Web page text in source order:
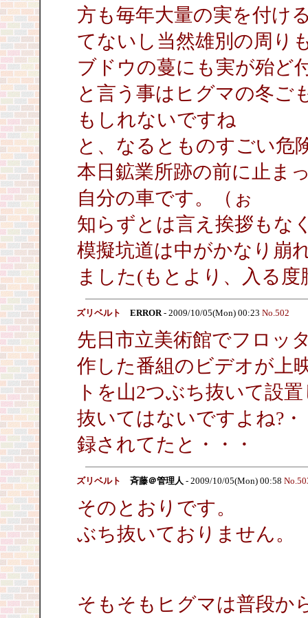
方も毎年大量の実を付け
てないし当然雄別の周り
ブドウの蔓にも実が殆ど
と言う事はヒグマの冬ご
もしれないですね
と、なるとものすごい危
本日鉱業所跡の前に止ま
自分の車です。（ぉ
知らずとは言え挨拶もな
模擬坑道は中がかなり崩
ました(もとより、入る度
ズリベルト ERROR- 2009/10/05(Mon) 00:23 No.502
先日市立美術館でフロッ
作した番組のビデオが上
トを山2つぶち抜いて設
抜いてはないですよね?
録されてたと・・・
ズリベルト 斉藤＠管理人 - 2009/10/05(Mon) 00:58
そのとおりです。
ぶち抜いておりません。
そもそもヒグマは普段か